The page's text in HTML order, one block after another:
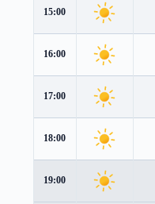
15:00
16:00
17:00
18:00
19:00